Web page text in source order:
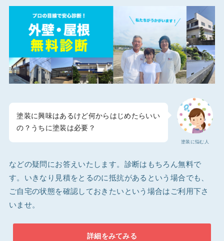
塗装に悩む人
塗装に興味はあるけど何からはじめたらいい
の？うちに塗装は必要？
などの疑問にお答えいたします。診断はもちろん無料で
す。いきなり見積をとるのに抵抗があるという場合でも、
ご自宅の状態を確認しておきたいという場合はご利用下さ
いませ。
詳細をみてみる